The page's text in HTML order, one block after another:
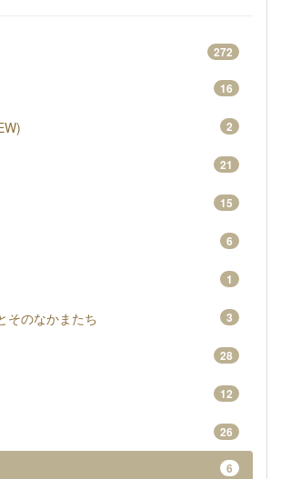
272
16
2
21
15
6
1
そのなかまたち 3
28
12
26
6